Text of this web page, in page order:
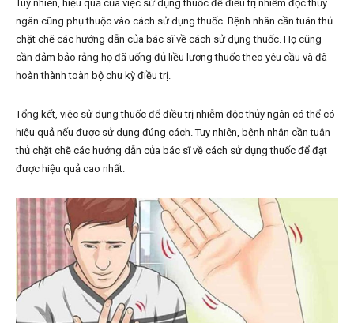
Tuy nhiên, hiệu quả của việc sử dụng thuốc để điều trị nhiễm độc thủy
ngân cũng phụ thuộc vào cách sử dụng thuốc. Bệnh nhân cần tuân thủ
chặt chẽ các hướng dẫn của bác sĩ về cách sử dụng thuốc. Họ cũng
cần đảm bảo rằng họ đã uống đủ liều lượng thuốc theo yêu cầu và đã
hoàn thành toàn bộ chu kỳ điều trị.
Tổng kết, việc sử dụng thuốc để điều trị nhiễm độc thủy ngân có thể có
hiệu quả nếu được sử dụng đúng cách. Tuy nhiên, bệnh nhân cần tuân
thủ chặt chẽ các hướng dẫn của bác sĩ về cách sử dụng thuốc để đạt
được hiệu quả cao nhất.